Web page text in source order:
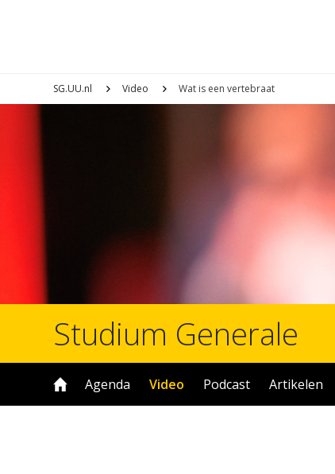
SG.UU.nl Video Wat is een vertebraat
Studium Generale
Agenda Video Podcast Artikelen